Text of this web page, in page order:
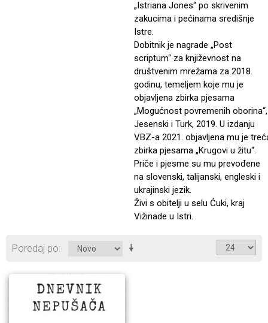
„Istriana Jones“ po skrivenim
zakucima i pećinama središnje
Istre.
Dobitnik je nagrade „Post
scriptum“ za književnost na
društvenim mrežama za 2018.
godinu, temeljem koje mu je
objavljena zbirka pjesama
„Mogućnost povremenih oborina“,
Jesenski i Turk, 2019. U izdanju
VBZ-a 2021. objavljena mu je
zbirka pjesama „Krugovi u žitu“.
Priče i pjesme su mu prevođene
na slovenski, talijanski, engleski i
ukrajinski jezik.
Živi s obitelji u selu Ćuki, kraj
Vižinade u Istri.
Poredaj po